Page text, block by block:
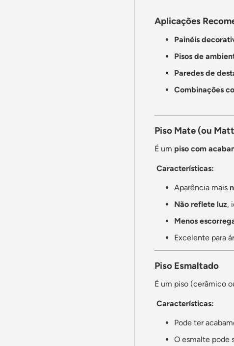
Aplicações
Painéis
Pisos de
Paredes de
Combinações
Piso Mate (ou
É um piso com
Características:
Aparência mais
Não reflete luz,
Menos
Excelente para
Piso Esmaltado
É um piso (cerâmico
Características:
Pode ter
O esmalte pode